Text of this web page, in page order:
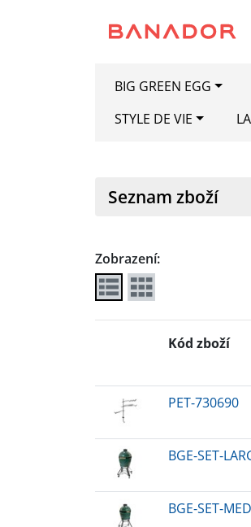
BIG GREEN EGG
STYLE DE VIE
Seznam zboží
Zobrazení:
Kód zboží
PET-730690
BGE-SET-
BGE-SET-